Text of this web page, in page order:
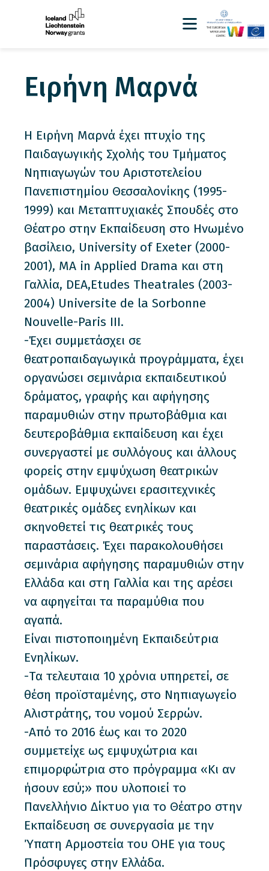
Ειρήνη Μαρνά
Η Ειρήνη Μαρνά έχει πτυχίο της
Παιδαγωγικής Σχολής του Τμήματος
Νηπιαγωγών του Αριστοτελείου
Πανεπιστημίου Θεσσαλονίκης (1995-
1999) και Μεταπτυχιακές Σπουδές στο
Θέατρο στην Εκπαίδευση στο Ηνωμένο
βασίλειο, University of Exeter (2000-
2001), MA in Applied Drama και στη
Γαλλία, DEA,Etudes Theatrales (2003-
2004) Universite de la Sorbonne
Nouvelle-Paris III.
-Έχει συμμετάσχει σε
θεατροπαιδαγωγικά προγράμματα, έχει
οργανώσει σεμινάρια εκπαιδευτικού
δράματος, γραφής και αφήγησης
παραμυθιών στην πρωτοβάθμια και
δευτεροβάθμια εκπαίδευση και έχει
συνεργαστεί με συλλόγους και άλλους
φορείς στην εμψύχωση θεατρικών
ομάδων. Εμψυχώνει ερασιτεχνικές
θεατρικές ομάδες ενηλίκων και
σκηνοθετεί τις θεατρικές τους
παραστάσεις. Έχει παρακολουθήσει
σεμινάρια αφήγησης παραμυθιών στην
Ελλάδα και στη Γαλλία και της αρέσει
να αφηγείται τα παραμύθια που
αγαπά.
Είναι πιστοποιημένη Εκπαιδεύτρια
Ενηλίκων.
-Τα τελευταια 10 χρόνια υπηρετεί, σε
θέση προϊσταμένης, στο Νηπιαγωγείο
Αλιστράτης, του νομού Σερρών.
-Από το 2016 έως και το 2020
συμμετείχε ως εμψυχώτρια και
επιμορφώτρια στο πρόγραμμα «Κι αν
ήσουν εσύ;» που υλοποιεί το
Πανελλήνιο Δίκτυο για το Θέατρο στην
Εκπαίδευση σε συνεργασία με την
Ύπατη Αρμοστεία του ΟΗΕ για τους
Πρόσφυγες στην Ελλάδα.